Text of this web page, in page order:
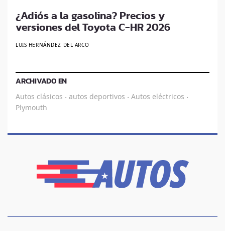
¿Adiós a la gasolina? Precios y
versiones del Toyota C-HR 2026
LUIS HERNÁNDEZ DEL ARCO
ARCHIVADO EN
Autos clásicos · autos deportivos · Autos eléctricos ·
Plymouth